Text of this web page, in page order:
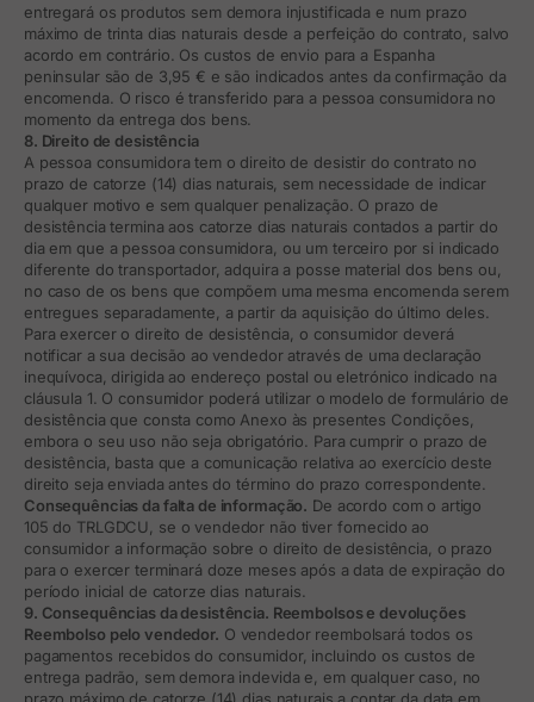
entregará os produtos sem demora injustificada e num prazo
máximo de trinta dias naturais desde a perfeição do contrato, salvo
acordo em contrário. Os custos de envio para a Espanha
peninsular são de 3,95 € e são indicados antes da confirmação da
encomenda. O risco é transferido para a pessoa consumidora no
momento da entrega dos bens.
8. Direito de desistência
A pessoa consumidora tem o direito de desistir do contrato no
prazo de catorze (14) dias naturais, sem necessidade de indicar
qualquer motivo e sem qualquer penalização. O prazo de
desistência termina aos catorze dias naturais contados a partir do
dia em que a pessoa consumidora, ou um terceiro por si indicado
diferente do transportador, adquira a posse material dos bens ou,
no caso de os bens que compõem uma mesma encomenda serem
entregues separadamente, a partir da aquisição do último deles.
Para exercer o direito de desistência, o consumidor deverá
notificar a sua decisão ao vendedor através de uma declaração
inequívoca, dirigida ao endereço postal ou eletrónico indicado na
cláusula 1. O consumidor poderá utilizar o modelo de formulário de
desistência que consta como Anexo às presentes Condições,
embora o seu uso não seja obrigatório. Para cumprir o prazo de
desistência, basta que a comunicação relativa ao exercício deste
direito seja enviada antes do término do prazo correspondente.
Consequências da falta de informação. De acordo com o artigo
105 do TRLGDCU, se o vendedor não tiver fornecido ao
consumidor a informação sobre o direito de desistência, o prazo
para o exercer terminará doze meses após a data de expiração do
período inicial de catorze dias naturais.
9. Consequências da desistência. Reembolsos e devoluções
Reembolso pelo vendedor. O vendedor reembolsará todos os
pagamentos recebidos do consumidor, incluindo os custos de
entrega padrão, sem demora indevida e, em qualquer caso, no